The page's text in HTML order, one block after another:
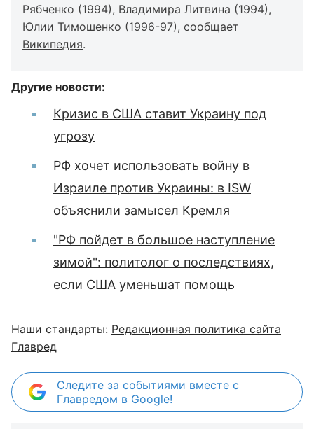
Рябченко (1994), Владимира Литвина (1994),
Юлии Тимошенко (1996-97), сообщает
Википедия.
Другие новости:
Кризис в США ставит Украину под
угрозу
РФ хочет использовать войну в
Израиле против Украины: в ISW
объяснили замысел Кремля
"РФ пойдет в большое наступление
зимой": политолог о последствиях,
если США уменьшат помощь
Наши стандарты: Редакционная политика сайта
Главред
Следите за событиями вместе с
Главредом в Google!